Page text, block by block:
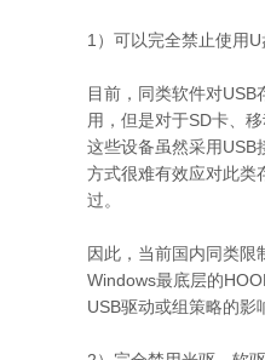
1）可以完全禁止使用
目前，同类软件对
用，但是对于SD卡、
这些设备虽然采用USB
方式很难有效应对此类
过。
因此，当前国内同类限
Windows最底层的
USB驱动或组策略的影